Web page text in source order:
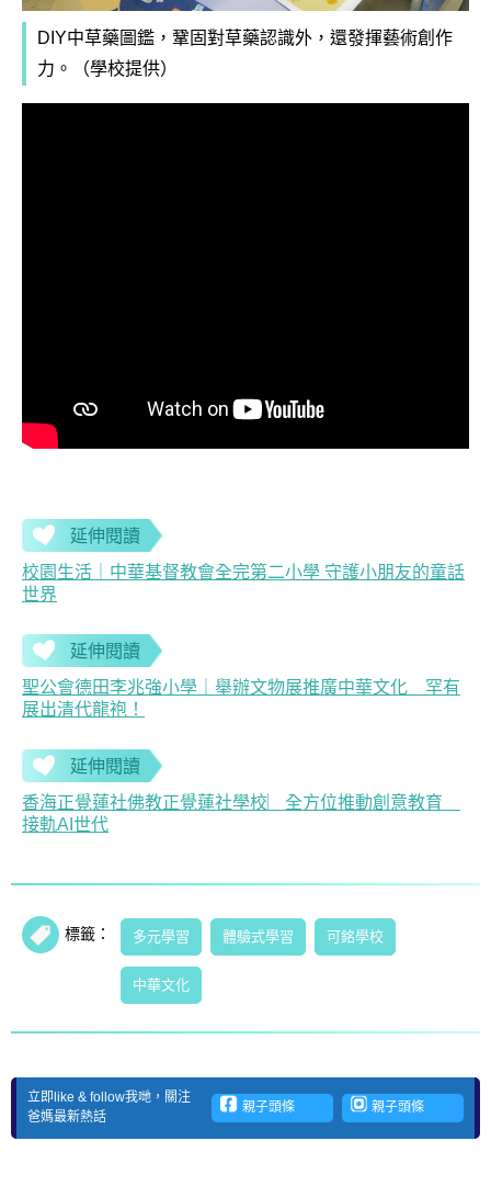
DIY中草藥圖鑑，鞏固對草藥認識外，還發揮藝術創作
力。（學校提供）
延伸閱讀
校園生活｜中華基督教會全完第二小學 守護小朋友的童話
世界
延伸閱讀
聖公會德田李兆強小學｜舉辦文物展推廣中華文化 罕有
展出清代龍袍！
延伸閱讀
香海正覺蓮社佛教正覺蓮社學校︳全方位推動創意教育
接軌AI世代
標籤： 多元學習 體驗式學習 可銘學校
中華文化
立即like & follow我哋，關注
爸媽最新熱話
親子頭條 親子頭條